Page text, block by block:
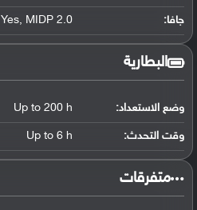
جافا: Yes, MIDP 2.0
البطارية
وضع الاستعداد: Up to 200 h
وقت التحدث: Up to 6 h
‏متفرقات‏